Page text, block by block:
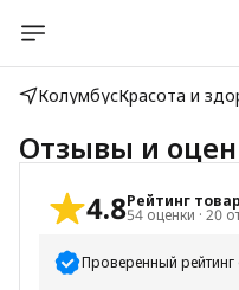
КолумбусКрасота и
Отзывы и
4.8Рейтинг
54 оценки · 20
Проверенный рейтинг